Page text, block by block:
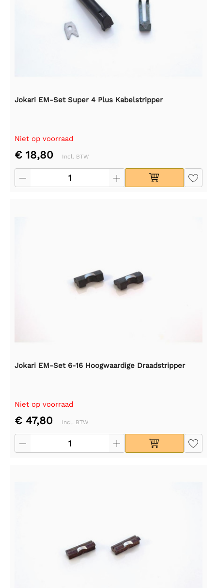
Jokari EM-Set Super 4 Plus Kabelstripper
Niet op voorraad
€ 18,80 Incl. BTW
Jokari EM-Set 6-16 Hoogwaardige Draadstripper
Niet op voorraad
€ 47,80 Incl. BTW